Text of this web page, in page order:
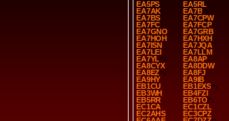
EA5PS
EA5RL
EA7AK
EA7B
EA7BS
EA7CPW
EA7FC
EA7FCP
EA7GNO
EA7GRB
EA7HOH
EA7HXH
EA7ISN
EA7JQA
EA7LEI
EA7LLM
EA7YL
EA8AP
EA8CYX
EA8DDW
EA8EZ
EA8FJ
EA9HY
EA9IB
EB1CU
EB1EXS
EB3WH
EB4FZI
EB5RR
EB6TO
EC1CA
EC1CZL
EC2AHS
EC3CPZ